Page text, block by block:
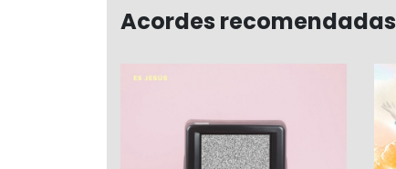
Acordes recomendadas